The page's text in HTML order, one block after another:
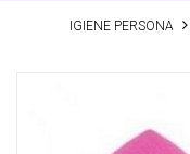
IGIENE PERSONA